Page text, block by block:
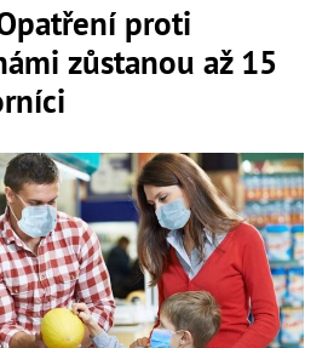
proti
zůstanou až 15